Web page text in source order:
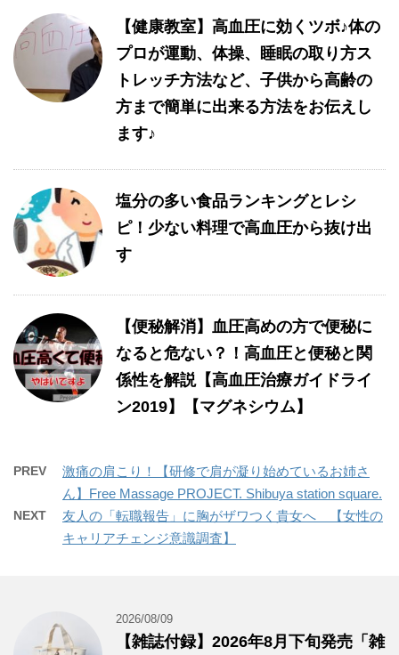
【健康教室】高血圧に効くツボ♪体の
プロが運動、体操、睡眠の取り方ス
トレッチ方法など、子供から高齢の
方まで簡単に出来る方法をお伝えし
ます♪
塩分の多い食品ランキングとレシ
ピ！少ない料理で高血圧から抜け出
す
【便秘解消】血圧高めの方で便秘に
なると危ない？！高血圧と便秘と関
係性を解説【高血圧治療ガイドライ
ン2019】【マグネシウム】
PREV
激痛の肩こり！【研修で肩が凝り始めているお姉さ
ん】Free Massage PROJECT. Shibuya station square.
NEXT
友人の「転職報告」に胸がザワつく貴女へ 【女性の
キャリアチェンジ意識調査】
2026/08/09
【雑誌付録】2026年8月下旬発売「雑